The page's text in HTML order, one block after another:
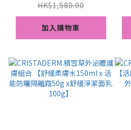
HK$1,580.00
加入購物車